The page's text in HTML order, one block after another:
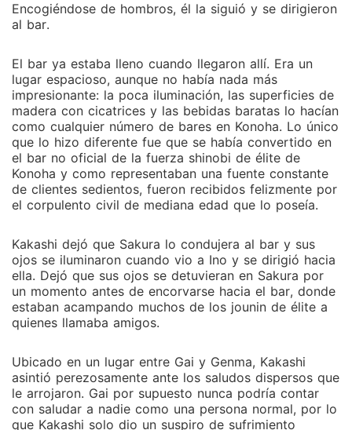
Encogiéndose de hombros, él la siguió y se dirigieron
al bar.
El bar ya estaba lleno cuando llegaron allí. Era un
lugar espacioso, aunque no había nada más
impresionante: la poca iluminación, las superficies de
madera con cicatrices y las bebidas baratas lo hacían
como cualquier número de bares en Konoha. Lo único
que lo hizo diferente fue que se había convertido en
el bar no oficial de la fuerza shinobi de élite de
Konoha y como representaban una fuente constante
de clientes sedientos, fueron recibidos felizmente por
el corpulento civil de mediana edad que lo poseía.
Kakashi dejó que Sakura lo condujera al bar y sus
ojos se iluminaron cuando vio a Ino y se dirigió hacia
ella. Dejó que sus ojos se detuvieran en Sakura por
un momento antes de encorvarse hacia el bar, donde
estaban acampando muchos de los jounin de élite a
quienes llamaba amigos.
Ubicado en un lugar entre Gai y Genma, Kakashi
asintió perezosamente ante los saludos dispersos que
le arrojaron. Gai por supuesto nunca podría contar
con saludar a nadie como una persona normal, por lo
que Kakashi solo dio un suspiro de sufrimiento